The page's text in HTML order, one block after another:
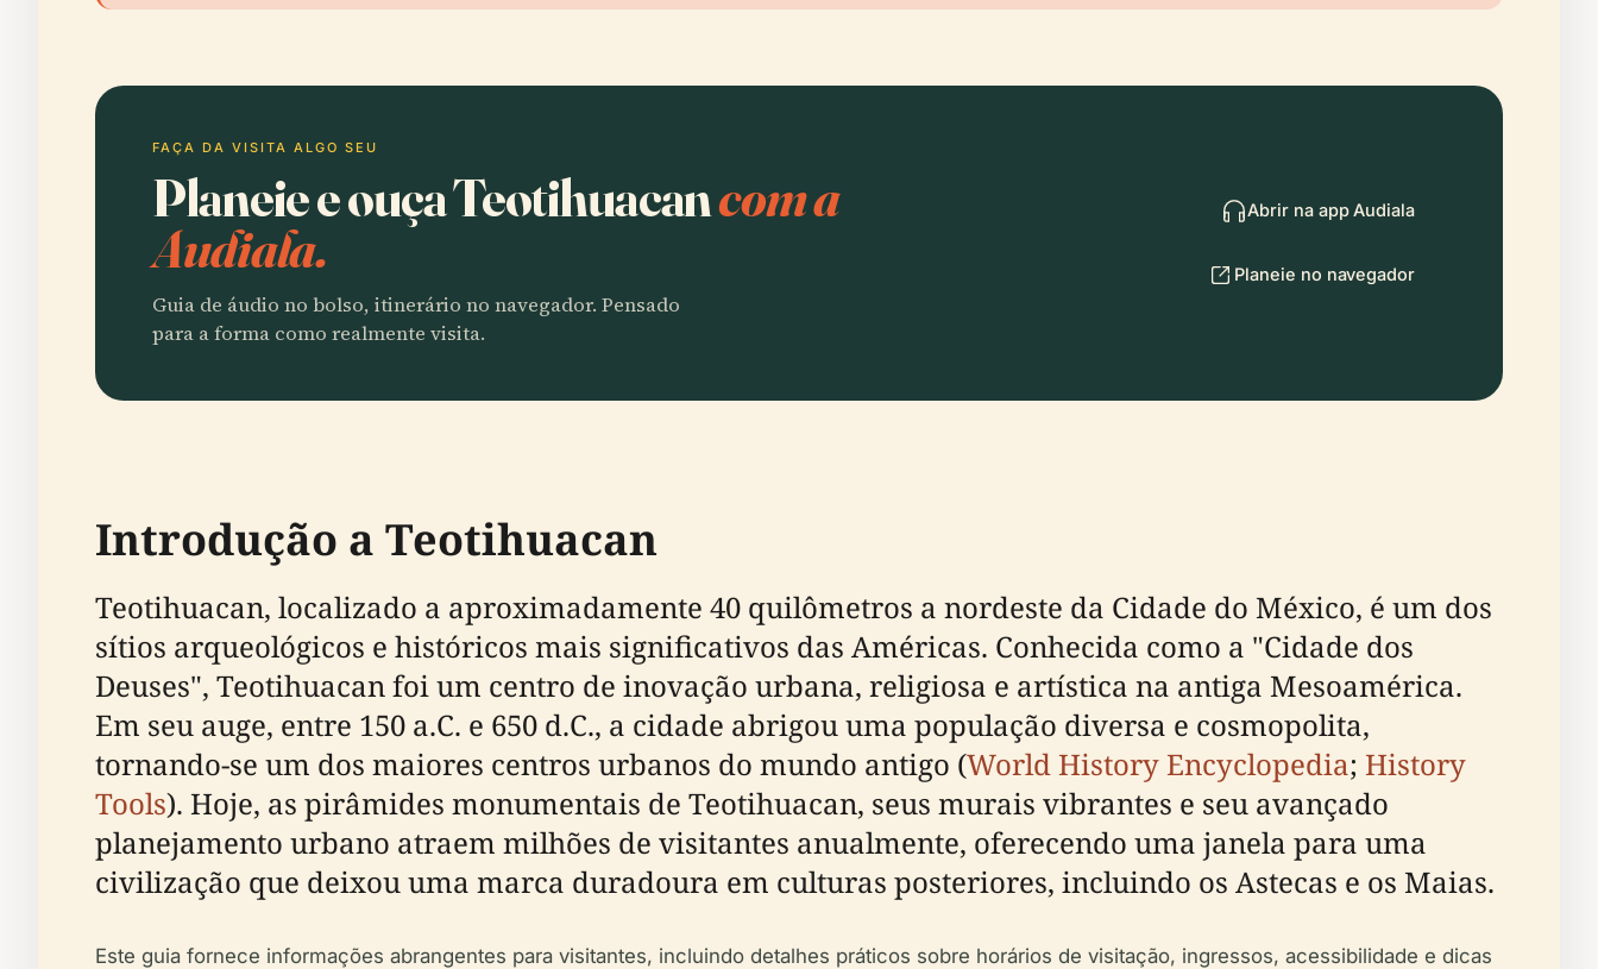
FAÇA DA VISITA ALGO SEU
Planeie e ouça Teotihuacancom a
Audiala.
Guia de áudio no bolso, itinerário no navegador. Pensado
para a forma como realmente visita.
Abrir na app Audiala
Planeie no navegador
Introdução a Teotihuacan
Teotihuacan, localizado a aproximadamente 40 quilômetros a nordeste da Cidade do México, é um dos
sítios arqueológicos e históricos mais significativos das Américas. Conhecida como a "Cidade dos
Deuses", Teotihuacan foi um centro de inovação urbana, religiosa e artística na antiga Mesoamérica.
Em seu auge, entre 150 a.C. e 650 d.C., a cidade abrigou uma população diversa e cosmopolita,
tornando-se um dos maiores centros urbanos do mundo antigo (World History Encyclopedia; History
Tools). Hoje, as pirâmides monumentais de Teotihuacan, seus murais vibrantes e seu avançado
planejamento urbano atraem milhões de visitantes anualmente, oferecendo uma janela para uma
civilização que deixou uma marca duradoura em culturas posteriores, incluindo os Astecas e os Maias.
Este guia fornece informações abrangentes para visitantes, incluindo detalhes práticos sobre horários de visitação, ingressos, acessibilidade e dicas